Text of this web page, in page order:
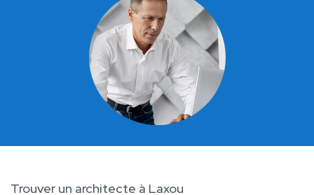
Trouver un architecte à Laxou